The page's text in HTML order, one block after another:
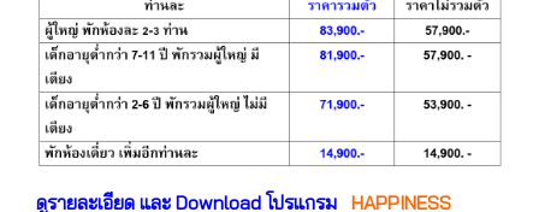
ดูรายละเอียด และ Download โปรแกรม HAPPINESS